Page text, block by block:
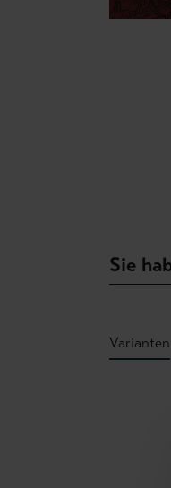
Sie
Varianten